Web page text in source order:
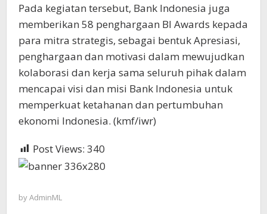
Pada kegiatan tersebut, Bank Indonesia juga
memberikan 58 penghargaan BI Awards kepada
para mitra strategis, sebagai bentuk Apresiasi,
penghargaan dan motivasi dalam mewujudkan
kolaborasi dan kerja sama seluruh pihak dalam
mencapai visi dan misi Bank Indonesia untuk
memperkuat ketahanan dan pertumbuhan
ekonomi Indonesia. (kmf/iwr)
Post Views: 340
byAdminML